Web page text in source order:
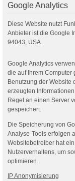
Google Analytics
Diese Website nutzt
Anbieter ist die Google
94043, USA.
Google Analytics
die auf Ihrem Computer
Benutzung der Website
erzeugten
Regel an einen Server
gespeichert.
Die Speicherung von
Analyse-Tools erfolgen
Websitebetreiber hat
Nutzerverhaltens, um
optimieren.
IP Anonymisierung